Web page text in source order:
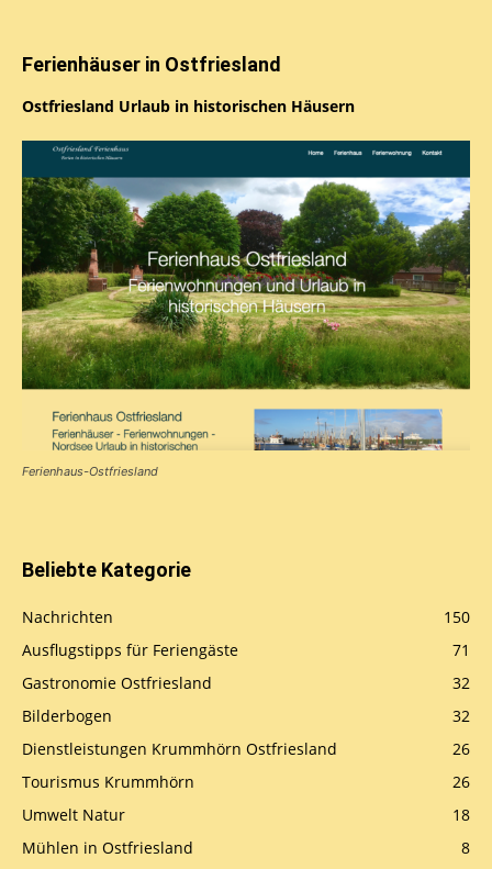
Ferienhäuser in Ostfriesland
Ostfriesland Urlaub in historischen Häusern
Ferienhaus-Ostfriesland
Beliebte Kategorie
Nachrichten
150
Ausflugstipps für Feriengäste
71
Gastronomie Ostfriesland
32
Bilderbogen
32
Dienstleistungen Krummhörn Ostfriesland
26
Tourismus Krummhörn
26
Umwelt Natur
18
Mühlen in Ostfriesland
8